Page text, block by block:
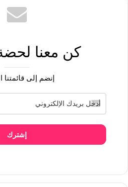
كن معنا
إنضم إلى قائمتنا
إشترك